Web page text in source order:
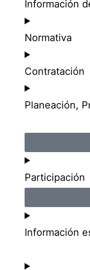
Información
Normativa
Contratación
Planeación,
Participación
Información